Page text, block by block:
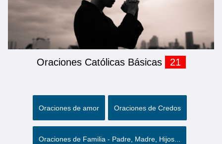
Oraciones Católicas Básicas 21
Oraciones de amor Oraciones de Credos
Oraciones de Familia - Padre, Madre, Hijos...